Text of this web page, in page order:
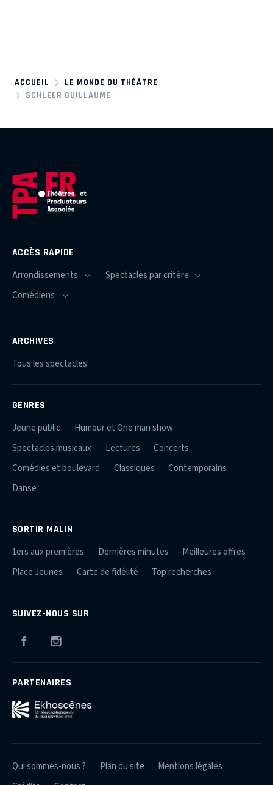
ACCUEIL
LE MONDE DU THÉÂTRE
SCHLEER GUILLAUME
ACCÈS RAPIDE
ARCHIVES
Tous les spectacles
GENRES
Jeune public
Humour et One man show
Spectacles musicaux
Lectures
Concerts
Comédies et boulevard
Classiques
Contemporains
Danse
SORTIR MALIN
1ers aux premières Dernières minutes
Meilleures offres
Place Jeunes
Carte de fidélité Top recherches
SUIVEZ-NOUS SUR
Facebook
PARTENAIRES
Qui sommes-nous ? Plan du site
Mentions légales